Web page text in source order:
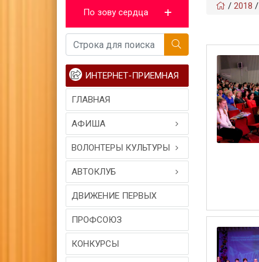
По зову сердца
ИНТЕРНЕТ-ПРИЕМНАЯ
ГЛАВНАЯ
АФИША
ВОЛОНТЕРЫ КУЛЬТУРЫ
АВТОКЛУБ
ДВИЖЕНИЕ ПЕРВЫХ
ПРОФСОЮЗ
КОНКУРСЫ
/ 2018 /